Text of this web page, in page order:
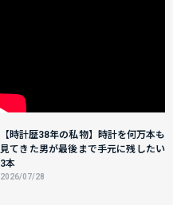
【時計歴38年の私物】時計を何万本も
見てきた男が最後まで手元に残したい
3本
2026/07/28